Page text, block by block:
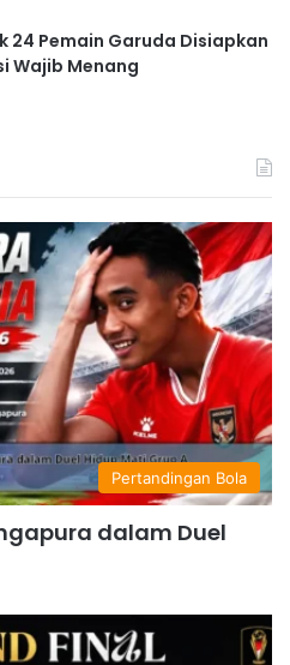
24 Pemain Garuda Disiapkan
Wajib Menang
Pertandingan Bola
dalam Duel